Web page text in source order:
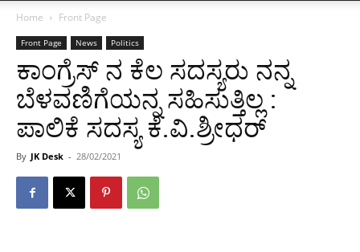
Home Front Page
Front Page News Politics
ಕಾಂಗ್ರೆಸ್ ನ ಕೆಲ ಸದಸ್ಯರು‌ ನನ್ನ
ಬೆಳವಣಿಗೆಯನ್ನ ಸಹಿಸುತ್ತಿಲ್ಲ :
ಪಾಲಿಕೆ ಸದಸ್ಯ ಕೆ.ವಿ.ಶ್ರೀಧರ್
By JK Desk - 28/02/2021